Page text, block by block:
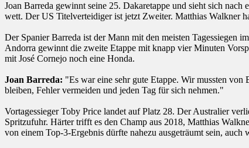
Joan Barreda gewinnt seine 25. Dakaretappe und sieht sich
wett. Der US Titelverteidiger ist jetzt Zweiter. Matthias Walkner
Der Spanier Barreda ist der Mann mit den meisten Tagessiegen
Andorra gewinnt die zweite Etappe mit knapp vier Minuten
mit José Cornejo noch eine Honda.
Joan Barreda: "Es war eine sehr gute Etappe. Wir mussten
bleiben, Fehler vermeiden und jeden Tag für sich nehmen."
Vortagessieger Toby Price landet auf Platz 28. Der Australier
Spritzufuhr. Härter trifft es den Champ aus 2018, Matthias
von einem Top-3-Ergebnis dürfte nahezu ausgeträumt sein,